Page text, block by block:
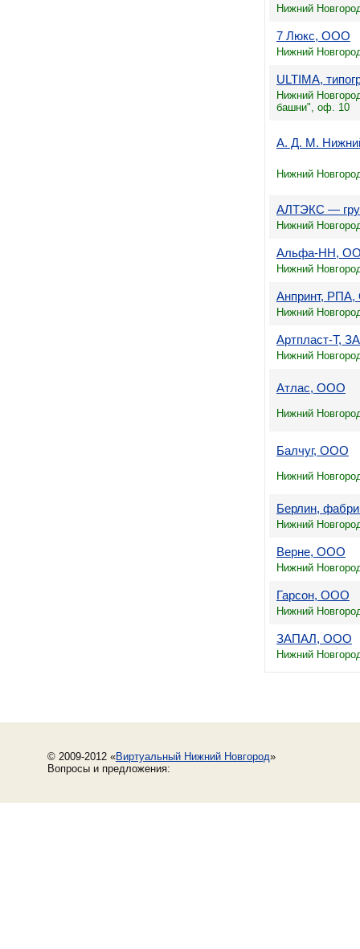
Нижний
7 Люкс, ООО
Нижний
ULTIMA,
Нижний
башни", оф. 10
А. Д. М.
Нижний
АЛТЭКС —
Нижний
Альфа-НН,
Нижний
Анпринт,
Нижний
Артпласт-Т,
Нижний
Атлас, ООО
Нижний
Балчуг, ООО
Нижний
Берлин,
Нижний
Верне, ООО
Нижний
Гарсон, ООО
Нижний
ЗАПАЛ, ООО
Нижний
© 2009-2012 «Виртуальный Нижний Новгород»
Вопросы и предложения: